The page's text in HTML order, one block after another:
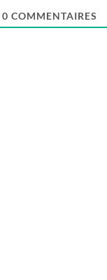
0 COMMENTAIRES